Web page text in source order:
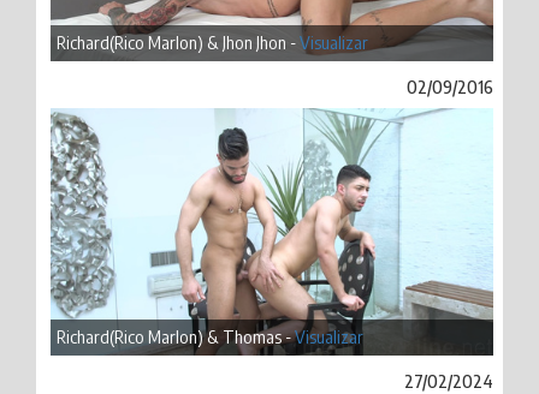
Richard(Rico Marlon) & Jhon Jhon -Visualizar
02/09/2016
Richard(Rico Marlon) & Thomas -Visualizar
27/02/2024